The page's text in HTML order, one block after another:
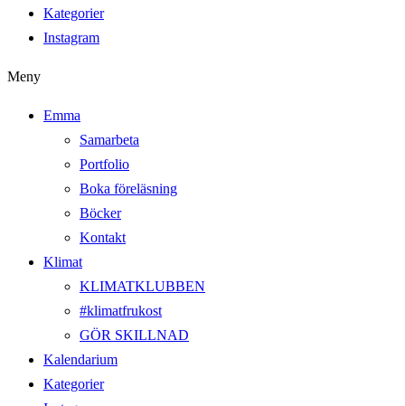
Kategorier
Instagram
Meny
Emma
Samarbeta
Portfolio
Boka föreläsning
Böcker
Kontakt
Klimat
KLIMATKLUBBEN
#klimatfrukost
GÖR SKILLNAD
Kalendarium
Kategorier